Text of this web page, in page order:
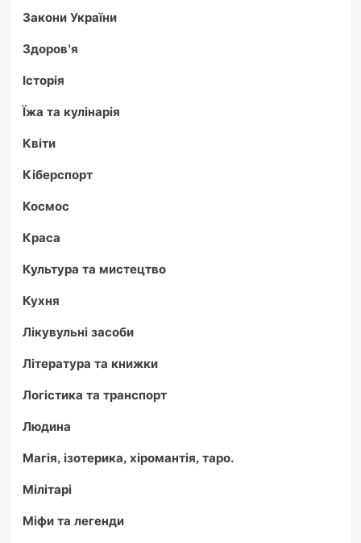
Закони України
Здоров'я
Історія
Їжа та кулінарія
Квіти
Кіберспорт
Космос
Краса
Культура та мистецтво
Кухня
Лікувульні засоби
Література та книжки
Логістика та транспорт
Людина
Магія, ізотерика, хіромантія, таро.
Мілітарі
Міфи та легенди